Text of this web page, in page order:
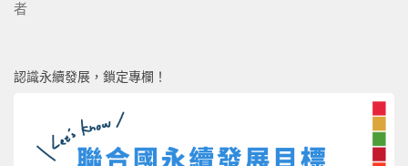
者
認識永續發展，鎖定專欄！